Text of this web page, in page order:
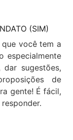
(SIM)
você tem a
especialmente
sugestões,
de
gente! É fácil,